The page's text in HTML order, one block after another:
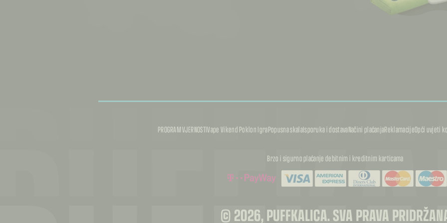
PROGRAM VJERNOSTIVape Vikend Poklon IgraPopusna skalaIsporuka i dostavaNačini plaćanjaReklamacijeOpći uvjeti
Brzo i sigurno plaćanje debitnim i kreditnim karticama
© 2026, PUFFKALICA. SVA PRAVA